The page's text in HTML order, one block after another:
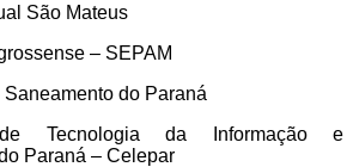
São Mateus
– SEPAM
do Paraná
de Tecnologia da Informação e
Paraná – Celepar